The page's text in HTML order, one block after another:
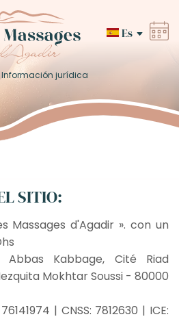
Es
Información jurídica
SITIO:
Massages d'Agadir ». con un
Abbas Kabbage, Cité Riad
Mokhtar Soussi - 80000
| CNSS: 7812630 | ICE: